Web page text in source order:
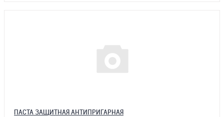
ПАСТА ЗАЩИТНАЯ АНТИПРИГАРНАЯ